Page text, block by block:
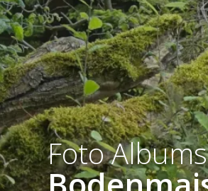
Foto Albums